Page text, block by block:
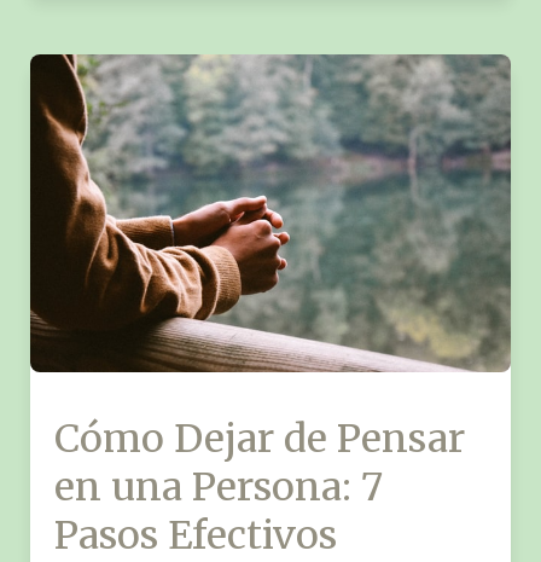
Cómo Dejar de Pensar
en una Persona: 7
Pasos Efectivos